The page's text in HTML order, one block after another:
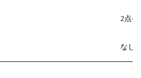
2点ベ
なし